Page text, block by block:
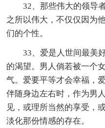
32、那些伟大的领导
之所以伟大，不仅仅因为
们的个性。
33、爱是人世间最美
的渴望。男人倘若被一个
气。爱要平等才会幸福，
伴随身边左右时，作为男
见，或理所当然的享受，
淡化那份情感的存在。